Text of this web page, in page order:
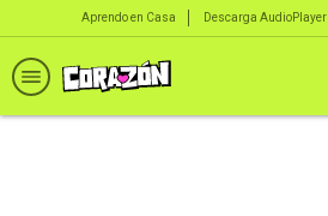
Aprendo en Casa Descarga AudioPlayer